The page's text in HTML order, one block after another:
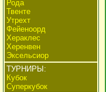
Рода
Твенте
Утрехт
Фейеноорд
Хераклес
Херенвен
Эксельсиор
ТУРНИРЫ:
Кубок
Суперкубок